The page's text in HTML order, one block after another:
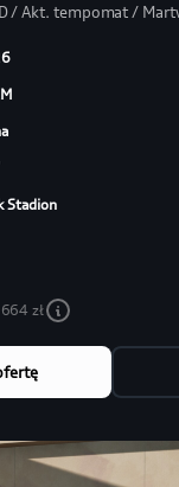
/ Akt. tempomat /
Stadion
zł